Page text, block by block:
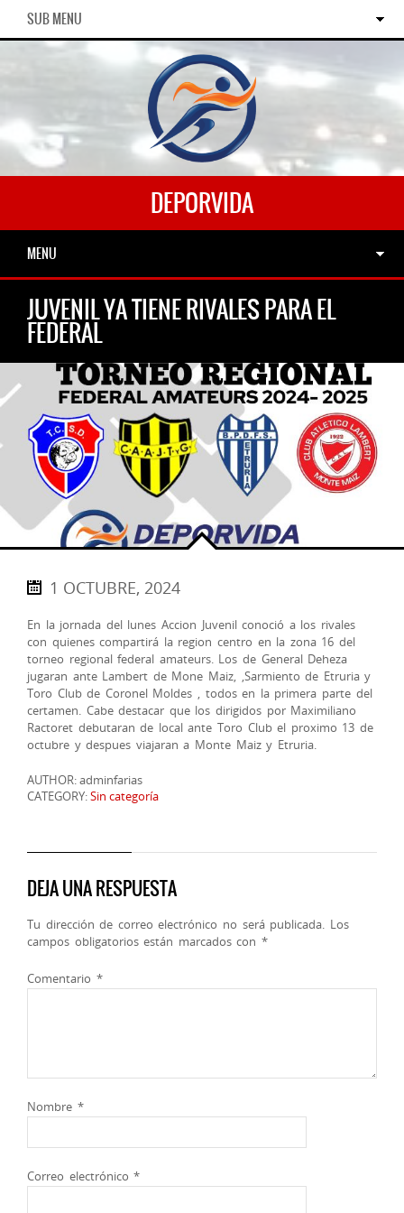
SUB MENU
DEPORVIDA
MENU
JUVENIL YA TIENE RIVALES PARA EL
FEDERAL
1 OCTUBRE, 2024
En la jornada del lunes Accion Juvenil conoció a los rivales
con quienes compartirá la region centro en la zona 16 del
torneo regional federal amateurs. Los de General Deheza
jugaran ante Lambert de Mone Maiz, ,Sarmiento de Etruria y
Toro Club de Coronel Moldes , todos en la primera parte del
certamen. Cabe destacar que los dirigidos por Maximiliano
Ractoret debutaran de local ante Toro Club el proximo 13 de
octubre y despues viajaran a Monte Maiz y Etruria.
AUTHOR: adminfarias
CATEGORY:Sin categoría
DEJA UNA RESPUESTA
Tu dirección de correo electrónico no será publicada. Los
campos obligatorios están marcados con *
Comentario *
Nombre *
Correo electrónico*